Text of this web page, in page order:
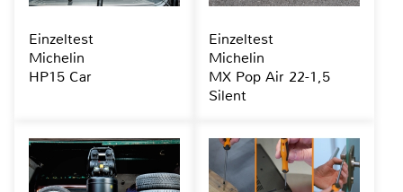
Einzeltest
Michelin
HP15 Car
Einzeltest
Michelin
MX Pop Air 22-1,5
Silent